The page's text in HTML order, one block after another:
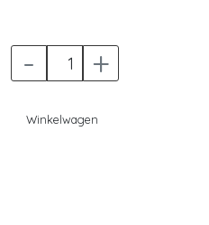
- +
Winkelwagen